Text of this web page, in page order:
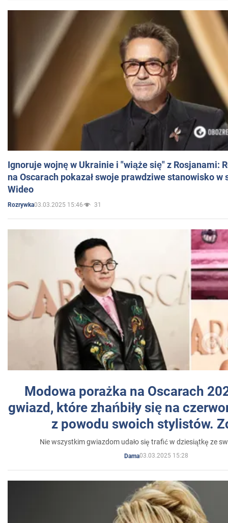
Ignoruje wojnę w Ukrainie i "wiąże się" z Rosjanami:
na Oscarach pokazał swoje prawdziwe stanowisko w
Wideo
Rozrywka03.03.2025 15:46 31
Modowa porażka na Oscarach
gwiazd, które zhańbiły się na
z powodu swoich stylistów.
Nie wszystkim gwiazdom udało się trafić w dziesiątkę ze
Dama03.03.2025 15:28